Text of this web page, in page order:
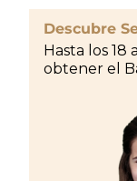
Descubre
Hasta los 18
obtener el